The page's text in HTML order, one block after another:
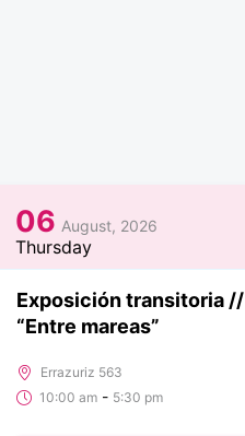
06 August, 2026
Thursday
Exposición transitoria //
“Entre mareas”
Errazuriz 563
10:00 am- 5:30 pm